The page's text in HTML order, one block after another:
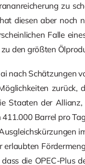
zu
diesen aber noch
Falle
den größten
nach Schätzungen
zurück,
Staaten der
Barrel pro
die OPEC-Plus